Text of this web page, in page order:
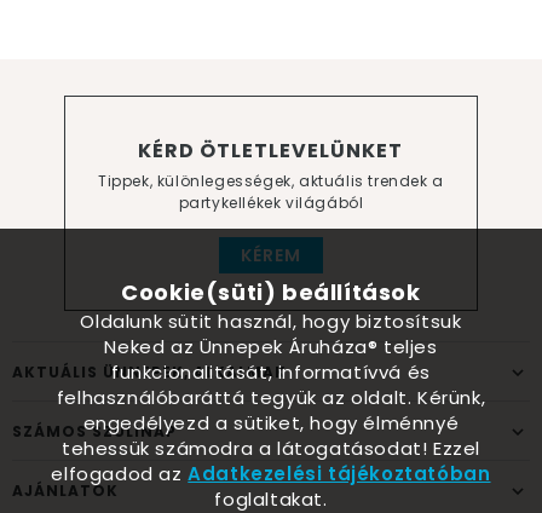
KÉRD ÖTLETLEVELÜNKET
Tippek, különlegességek, aktuális trendek a
partykellékek világából
KÉREM
AKTUÁLIS ÜNNEPEK, ALKALMAK
SZÁMOS SZÜLINAP
AJÁNLATOK
Cookie(süti) beállítások
Oldalunk sütit használ, hogy biztosítsuk
Neked az Ünnepek Áruháza® teljes
funkcionalitását, informatívvá és
felhasználóbaráttá tegyük az oldalt. Kérünk,
engedélyezd a sütiket, hogy élménnyé
tehessük számodra a látogatásodat! Ezzel
elfogadod azAdatkezelési tájékoztatóban
foglaltakat.